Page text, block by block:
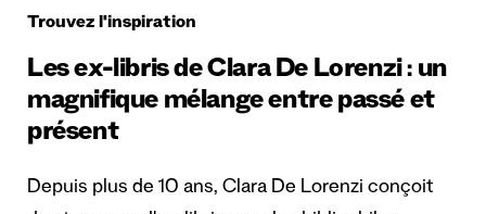
Trouvez l'inspiration
Les ex-libris de Clara De Lorenzi : un
magnifique mélange entre passé et
présent
Depuis plus de 10 ans, Clara De Lorenzi conçoit